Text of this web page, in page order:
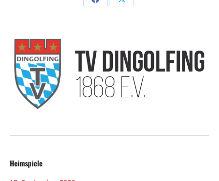
Share Share
Heimspiele